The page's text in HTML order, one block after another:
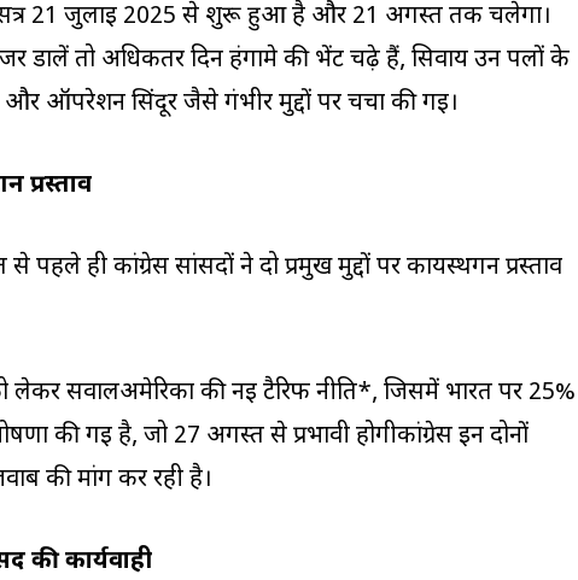
21 जुलाई 2025 से शुरू हुआ है और 21 अगस्त तक चलेगा।
डालें तो अधिकतर दिन हंगामे की भेंट चढ़े हैं, सिवाय उन पलों के
ऑपरेशन सिंदूर जैसे गंभीर मुद्दों पर चर्चा की गई।
प्रस्ताव
ही कांग्रेस सांसदों ने दो प्रमुख मुद्दों पर कार्यस्थगन प्रस्ताव
लेकर सवालअमेरिका की नई टैरिफ नीति*, जिसमें भारत पर 25%
की गई है, जो 27 अगस्त से प्रभावी होगीकांग्रेस इन दोनों
की मांग कर रही है।
की कार्यवाही